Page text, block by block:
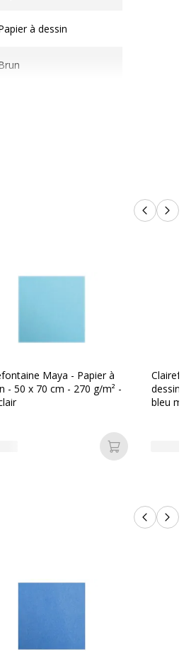
à dessin
Brun
1
Produits
Maya - Papier à
- 50 x 70 cm - 270 g/m² -
Ajouter au
dessin -
bleu
Produits